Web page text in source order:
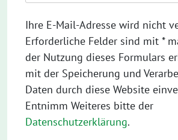
Ihre E-Mail-Adresse wird nicht
Erforderliche Felder sind mit *
der Nutzung dieses Formulars
mit der Speicherung und
Daten durch diese Website
Entnimm Weiteres bitte der
Datenschutzerklärung.